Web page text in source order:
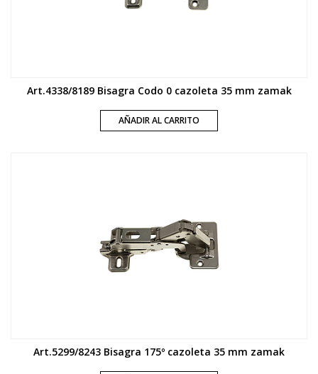
Art.4338/8189 Bisagra Codo 0 cazoleta 35 mm zamak
AÑADIR AL CARRITO
Art.5299/8243 Bisagra 175º cazoleta 35 mm zamak